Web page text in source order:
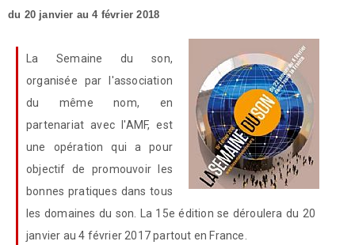
du 20 janvier au 4 février 2018
La Semaine du son,
organisée par l'association
du même nom, en
partenariat avec l'AMF, est
une opération qui a pour
objectif de promouvoir les
bonnes pratiques dans tous
les domaines du son. La 15e édition se déroulera du 20
janvier au 4 février 2017 partout en France.